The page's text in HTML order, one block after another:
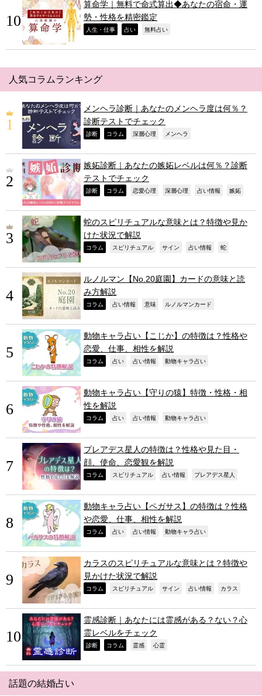
算命学｜無料で命式算出◆あなたの宿命・運
勢・性格を精密鑑定
人生・仕事 占い 無料占い
人気コラムランキング
メンヘラ診断｜あなたのメンヘラ度は何％？
診断テストでチェック
診断 コラム 深層心理 メンヘラ
嫉妬診断｜あなたの嫉妬レベルは何％？診断
テストでチェック
診断 コラム 恋愛心理 深層心理 占い情報 嫉妬
蛇のスピリチュアルな意味とは？特徴や見か
けた状況で解説
コラム スピリチュアル サイン 占い情報 蛇
ルノルマン【No.20庭園】カードの意味と読
み方解説
コラム 占い情報 意味 ルノルマンカード
動物キャラ占い【こじか】の特徴は？性格や
恋愛、仕事、相性を解説
コラム 占い 占い情報 動物キャラ占い
動物キャラ占い【守りの猿】特徴・性格・相
性を解説
コラム 占い 占い情報 動物キャラ占い
プレアデス星人の特徴は？性格や見た目・
顔、使命、恋愛観を解説
コラム スピリチュアル 占い情報 プレアデス星人
動物キャラ占い【ペガサス】の特徴は？性格
や恋愛、仕事、相性を解説
コラム 占い 占い情報 動物キャラ占い
カラスのスピリチュアルな意味とは？特徴や
見かけた状況で解説
コラム スピリチュアル サイン 占い情報 カラス
霊感診断｜あなたには霊感がある？ない？心
霊レベルをチェック
診断 コラム 霊感 心霊
話題の結婚占い